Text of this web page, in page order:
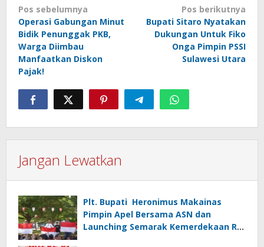
Navigasi
pos
Pos sebelumnya
Operasi Gabungan Minut
Bidik Penunggak PKB,
Warga Diimbau
Manfaatkan Diskon
Pajak!
Pos berikutnya
Bupati Sitaro Nyatakan
Dukungan Untuk Fiko
Onga Pimpin PSSI
Sulawesi Utara
Jangan Lewatkan
Plt. Bupati Heronimus Makainas
Pimpin Apel Bersama ASN dan
Launching Semarak Kemerdekaan RI